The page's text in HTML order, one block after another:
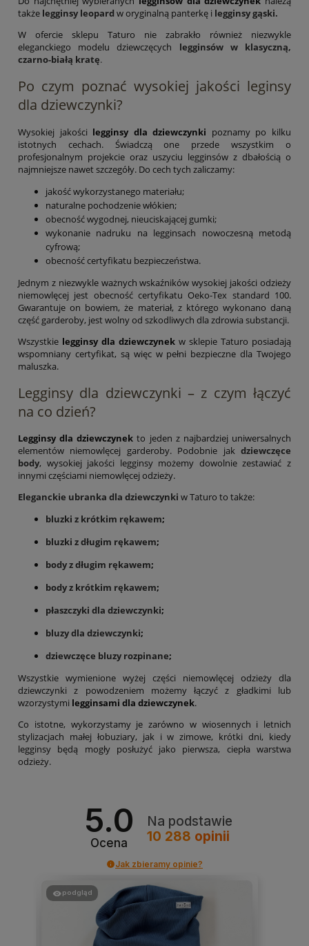
także legginsy leopard w oryginalną panterkę i legginsy gąski.
W ofercie sklepu Taturo nie zabrakło również niezwykle
eleganckiego modelu dziewczęcych legginsów w klasyczną,
czarno-białą kratę.
Po czym poznać wysokiej jakości leginsy
dla dziewczynki?
Wysokiej jakości legginsy dla dziewczynki poznamy po kilku
istotnych cechach. Świadczą one przede wszystkim o
profesjonalnym projekcie oraz uszyciu legginsów z dbałością o
najmniejsze nawet szczegóły. Do cech tych zaliczamy:
jakość wykorzystanego materiału;
naturalne pochodzenie włókien;
obecność wygodnej, nieuciskającej gumki;
wykonanie nadruku na legginsach nowoczesną metodą
cyfrową;
obecność certyfikatu bezpieczeństwa.
Jednym z niezwykle ważnych wskaźników wysokiej jakości odzieży
niemowlęcej jest obecność certyfikatu Oeko-Tex standard 100.
Gwarantuje on bowiem, że materiał, z którego wykonano daną
część garderoby, jest wolny od szkodliwych dla zdrowia substancji.
Wszystkie legginsy dla dziewczynek w sklepie Taturo posiadają
wspomniany certyfikat, są więc w pełni bezpieczne dla Twojego
maluszka.
Legginsy dla dziewczynki – z czym łączyć
na co dzień?
Legginsy dla dziewczynek to jeden z najbardziej uniwersalnych
elementów niemowlęcej garderoby. Podobnie jak dziewczęce
body, wysokiej jakości legginsy możemy dowolnie zestawiać z
innymi częściami niemowlęcej odzieży.
Eleganckie ubranka dla dziewczynki w Taturo to także:
bluzki z krótkim rękawem;
bluzki z długim rękawem;
body z długim rękawem;
body z krótkim rękawem;
płaszczyki dla dziewczynki;
bluzy dla dziewczynki;
dziewczęce bluzy rozpinane;
Wszystkie wymienione wyżej części niemowlęcej odzieży dla
dziewczynki z powodzeniem możemy łączyć z gładkimi lub
wzorzystymi legginsami dla dziewczynek.
Co istotne, wykorzystamy je zarówno w wiosennych i letnich
stylizacjach małej łobuziary, jak i w zimowe, krótki dni, kiedy
legginsy będą mogły posłużyć jako pierwsza, ciepła warstwa
odzieży.
5.0
Ocena
Na podstawie
10 288 opinii
Jak zbieramy opinie?
podgląd